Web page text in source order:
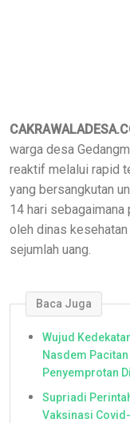
warga desa
reaktif melalui rapid
yang bersangkutan
14 hari
oleh dinas
sejumlah uang.
Baca Juga
Wujud
Nasdem
Penyemprotan
Supriadi
Vaksinasi